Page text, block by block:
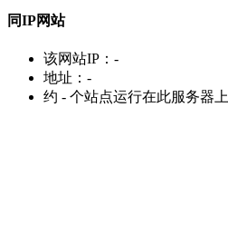
同IP网站
该网站IP： -
地址： -
约 - 个站点运行在此服务器上